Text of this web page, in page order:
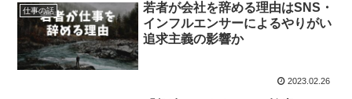
仕事の話
若者が会社を辞める理由はSNS・
インフルエンサーによるやりがい
追求主義の影響か
2023.02.26